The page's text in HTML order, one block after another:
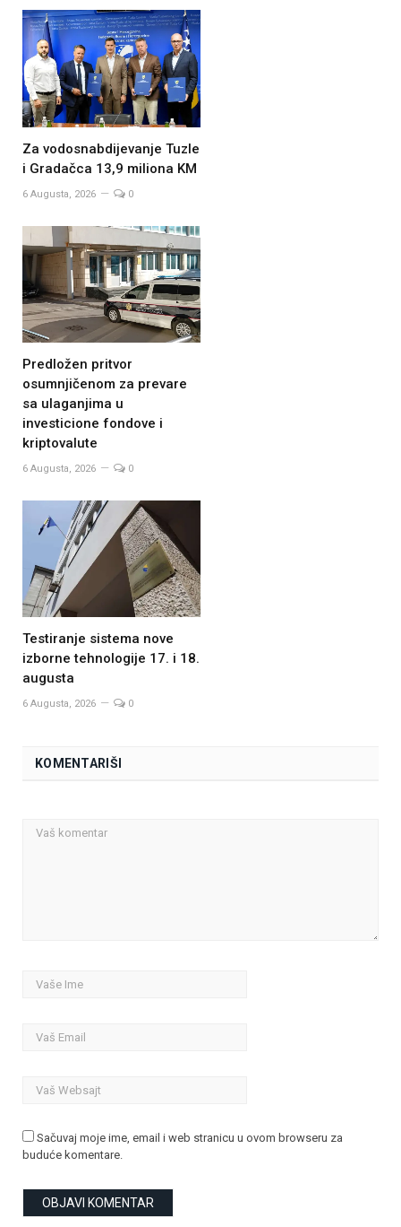
Za vodosnabdijevanje Tuzle
i Gradačca 13,9 miliona KM
6 Augusta, 2026 0
Predložen pritvor
osumnjičenom za prevare
sa ulaganjima u
investicione fondove i
kriptovalute
6 Augusta, 2026 0
Testiranje sistema nove
izborne tehnologije 17. i 18.
augusta
6 Augusta, 2026 0
KOMENTARIŠI
Sačuvaj moje ime, email i web stranicu u ovom browseru za
buduće komentare.